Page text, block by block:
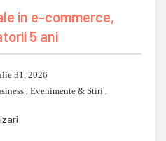
in e-commerce,
5 ani
31, 2026
, Evenimente & Stiri ,